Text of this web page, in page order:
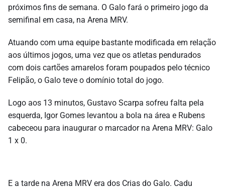
próximos fins de semana. O Galo fará o primeiro jogo da
semifinal em casa, na Arena MRV.
Atuando com uma equipe bastante modificada em relação
aos últimos jogos, uma vez que os atletas pendurados
com dois cartões amarelos foram poupados pelo técnico
Felipão, o Galo teve o domínio total do jogo.
Logo aos 13 minutos, Gustavo Scarpa sofreu falta pela
esquerda, Igor Gomes levantou a bola na área e Rubens
cabeceou para inaugurar o marcador na Arena MRV: Galo
1 x 0.
E a tarde na Arena MRV era dos Crias do Galo. Cadu